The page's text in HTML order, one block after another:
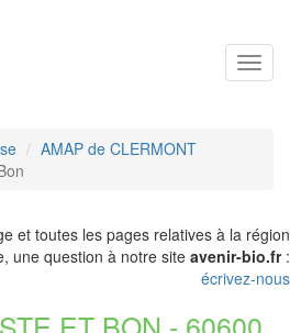
AMAP de CLERMONT
et toutes les pages relatives à la région
une question à notre site avenir-bio.fr:
écrivez-nous